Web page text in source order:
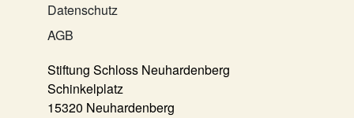
Datenschutz
AGB
Stiftung Schloss Neuhardenberg
Schinkelplatz
15320 Neuhardenberg